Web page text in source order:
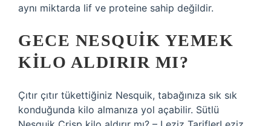
aynı miktarda lif ve proteine ​​sahip değildir.
GECE NESQUIK YEMEK
KILO ALDIRIR MI?
Çıtır çıtır tükettiğiniz Nesquik, tabağınıza sık sık
konduğunda kilo almanıza yol açabilir. Sütlü